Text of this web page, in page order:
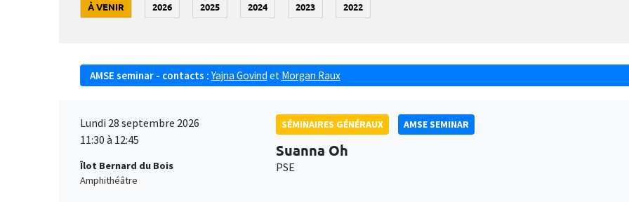
À VENIR 2026 2025 2024 2023 2022
AMSE seminar - contacts : Yajna Govind et Morgan Raux
Lundi 28 septembre 2026
11:30 à 12:45
Îlot Bernard du Bois
Amphithéâtre
SÉMINAIRES GÉNÉRAUX AMSE SEMINAR
Suanna Oh
PSE